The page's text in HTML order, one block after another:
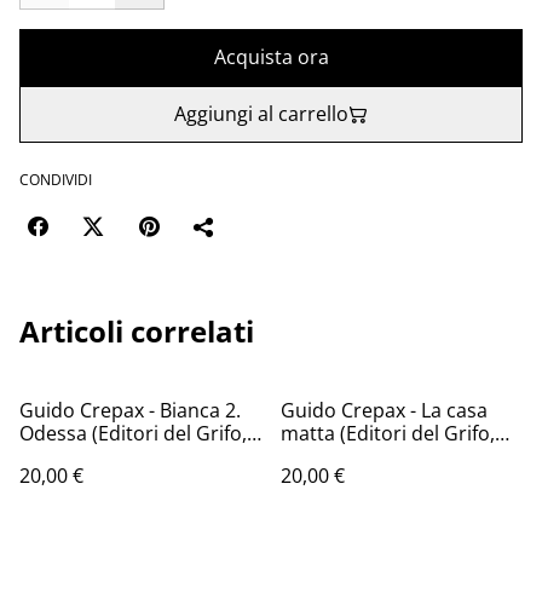
Acquista ora
Aggiungi al carrello
CONDIVIDI
Articoli correlati
Guido Crepax - Bianca 2.
Odessa (Editori del Grifo,
20,00 €
Guido Crepax - La casa
matta (Editori del Grifo,
20,00 €